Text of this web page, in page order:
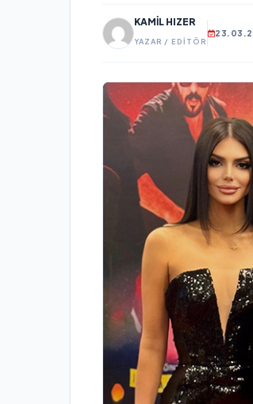
KAMIL HIZER
YAZAR / EDITÖR